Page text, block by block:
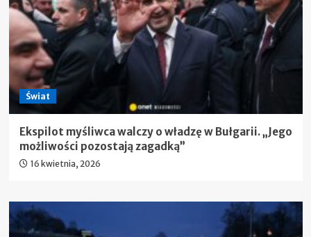
Świat
Ekspilot myśliwca walczy o władzę w Bułgarii. „Jego
możliwości pozostają zagadką”
16 kwietnia, 2026